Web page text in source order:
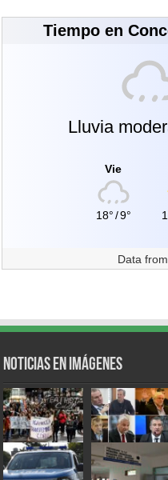
Tiempo en
Lluvia
Vie
18°/9°
Data
Noticias en Imágenes